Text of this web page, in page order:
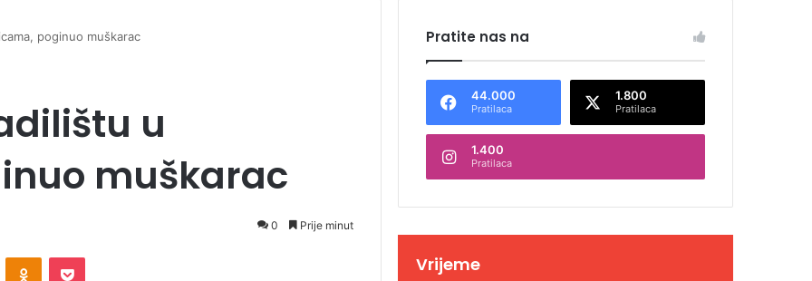
poginuo muškarac
u
muškarac
0 Prije minut
Pratite nas na
44.000
Pratilaca
1.800
Pratilaca
1.400
Pratilaca
Vrijeme